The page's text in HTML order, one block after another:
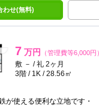
わせ(無料)
7 万円 （管理費等6,000円）
敷 － / 礼 2ヶ月
3階 / 1K / 28.56㎡
が使える便利な立地です